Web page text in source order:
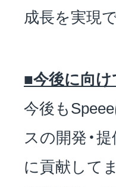
成長を実現
■今後に向け
今後も
スの開発・
に貢献して